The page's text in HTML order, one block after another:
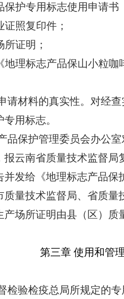
保护专用标志使用申请书
证照复印件；
证明；
地理标志产品保山小粒咖
请材料的真实性。对经
用标志。
品保护管理委员会办公
云南省质量技术监督
发给《地理标志产品保
量技术监督局、省质
场所证明由县（区）质
第三章 使用和管理
检验检疫总局所规定的